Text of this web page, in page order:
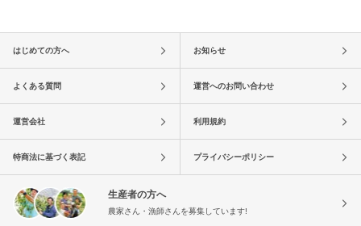
はじめての方へ お知らせ
よくある質問 運営へのお問い合わせ
運営会社 利用規約
特商法に基づく表記 プライバシーポリシー
生産者の方へ
農家さん・漁師さんを募集しています!